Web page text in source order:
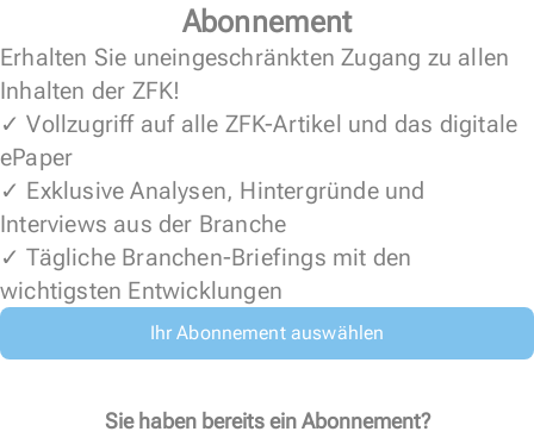
Abonnement
Erhalten Sie uneingeschränkten Zugang zu allen
Inhalten der ZFK!
✓ Vollzugriff auf alle ZFK-Artikel und das digitale
ePaper
✓ Exklusive Analysen, Hintergründe und
Interviews aus der Branche
✓ Tägliche Branchen-Briefings mit den
wichtigsten Entwicklungen
Ihr Abonnement auswählen
Sie haben bereits ein Abonnement?